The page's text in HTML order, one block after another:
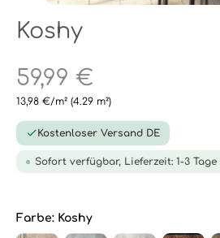
Koshy
59,99 €
13,98 €/m² (4.29 m²)
Kostenloser Versand DE
Sofort verfügbar, Lieferzeit: 1-3 Tage
Farbe: Koshy